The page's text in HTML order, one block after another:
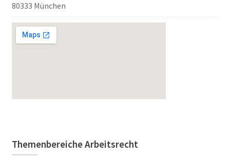
80333 München
Themenbereiche Arbeitsrecht